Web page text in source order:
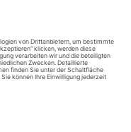
Animationen stoppen